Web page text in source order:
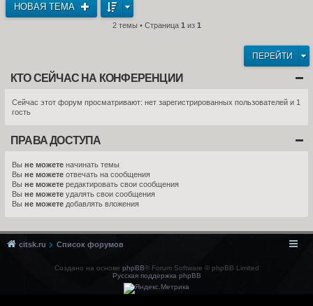
НОВАЯ ТЕМА
2 темы • Страница 1 из 1
ПЕРЕЙТИ
КТО СЕЙЧАС НА КОНФЕРЕНЦИИ
Сейчас этот форум просматривают: нет зарегистрированных пользователей и 1
гость
ПРАВА ДОСТУПА
Вы не можете начинать темы
Вы не можете отвечать на сообщения
Вы не можете редактировать свои сообщения
Вы не можете удалять свои сообщения
Вы не можете добавлять вложения
citsk.ru Список форумов
Создано на основе phpBB® Forum Software © phpBB Limited
Русская поддержка phpBB